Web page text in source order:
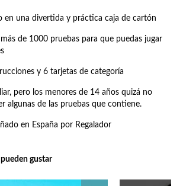
en una divertida y práctica caja de cartón
de 1000 pruebas para que puedas jugar
y 6 tarjetas de categoría
pero los menores de 14 años quizá no
algunas de las pruebas que contiene.
en España por Regalador
gustar